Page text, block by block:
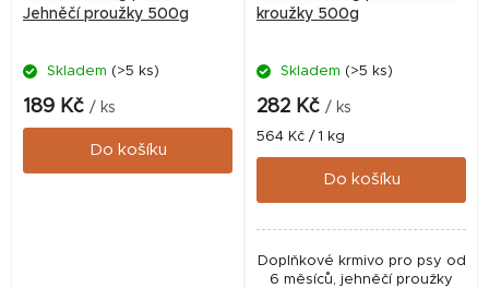
Jehněčí proužky 500g
Skladem (>5 ks)
189 Kč / ks
Do košíku
kroužky 500g
Skladem (>5 ks)
282 Kč / ks
Měrná
cena:
564 Kč / 1 kg
Do košíku
Doplňkové krmivo pro psy od
6 měsíců, jehněčí proužky